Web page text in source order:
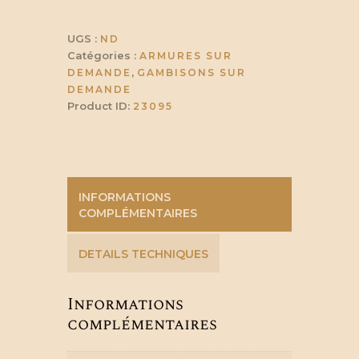
UGS : ND
Catégories : ARMURES SUR
DEMANDE , GAMBISONS SUR
DEMANDE
Product ID: 23095
INFORMATIONS
COMPLÉMENTAIRES
DETAILS TECHNIQUES
Informations
complémentaires